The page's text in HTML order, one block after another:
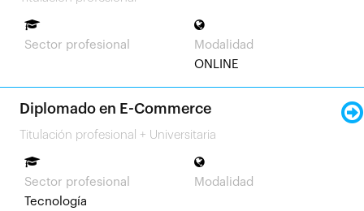
Sector profesional
Modalidad
ONLINE
Diplomado en E-Commerce
Titulación profesional + Universitaria
Sector profesional
Tecnología
Modalidad